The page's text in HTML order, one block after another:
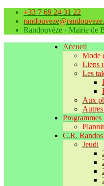
+33 7 69 24 31 22
Randouvèze - Mairie de
Accueil
Mode
Liens
Les
Aux
Programmes
C.R. Randos
Jeudi